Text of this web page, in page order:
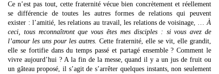
Ce n’est pas tout, cette fraternité vécue bien concrètement et réellement
se différencie de toutes les autres formes de relations qui peuvent
exister : l’amitié, les relations au travail, les relations de voisinage, …À
ceci, tous reconnaîtront que vous êtes mes disciples : si vous avez de
l’amour les uns pour les autres. Cette fraternité, elle se vit, elle grandit,
elle se fortifie dans du temps passé et partagé ensemble ? Comment le
vivre aujourd’hui ? A la fin de la messe, quand il y a un jus de fruit ou
un gâteau proposé, il s’agit de s’arrêter quelques instants, non seulement